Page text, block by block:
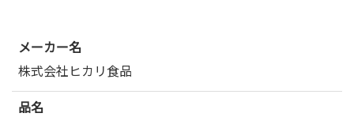
メーカー名
株式会社ヒカリ食品
品名